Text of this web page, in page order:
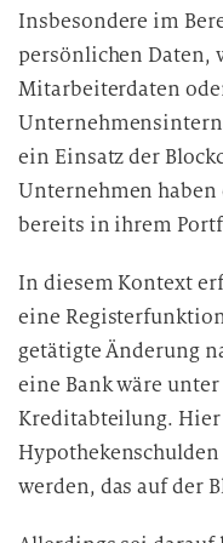
Insbesondere im
persönlichen Daten,
Mitarbeiterdaten
ein Einsatz der
Unternehmen haben
bereits in ihrem
In diesem Kontext
eine
getätigte Änderung
eine Bank wäre
Kreditabteilung.
werden, das auf der